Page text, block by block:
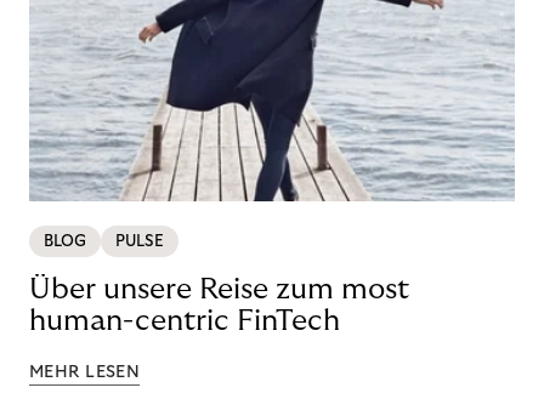
BLOG PULSE
Über unsere Reise zum most
human-centric FinTech
MEHR LESEN